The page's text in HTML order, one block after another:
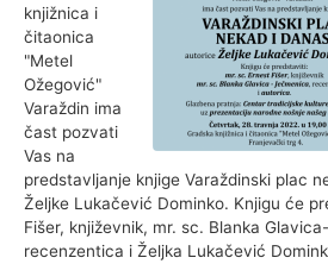
knjižnica i
čitaonica
"Metel
Ožegović"
Varaždin ima
čast pozvati
Vas na
predstavljanje knjige Varaždinski plac
Željke Lukačević Dominko. Knjigu će
Fišer, književnik, mr. sc. Blanka
recenzentica i Željka Lukačević